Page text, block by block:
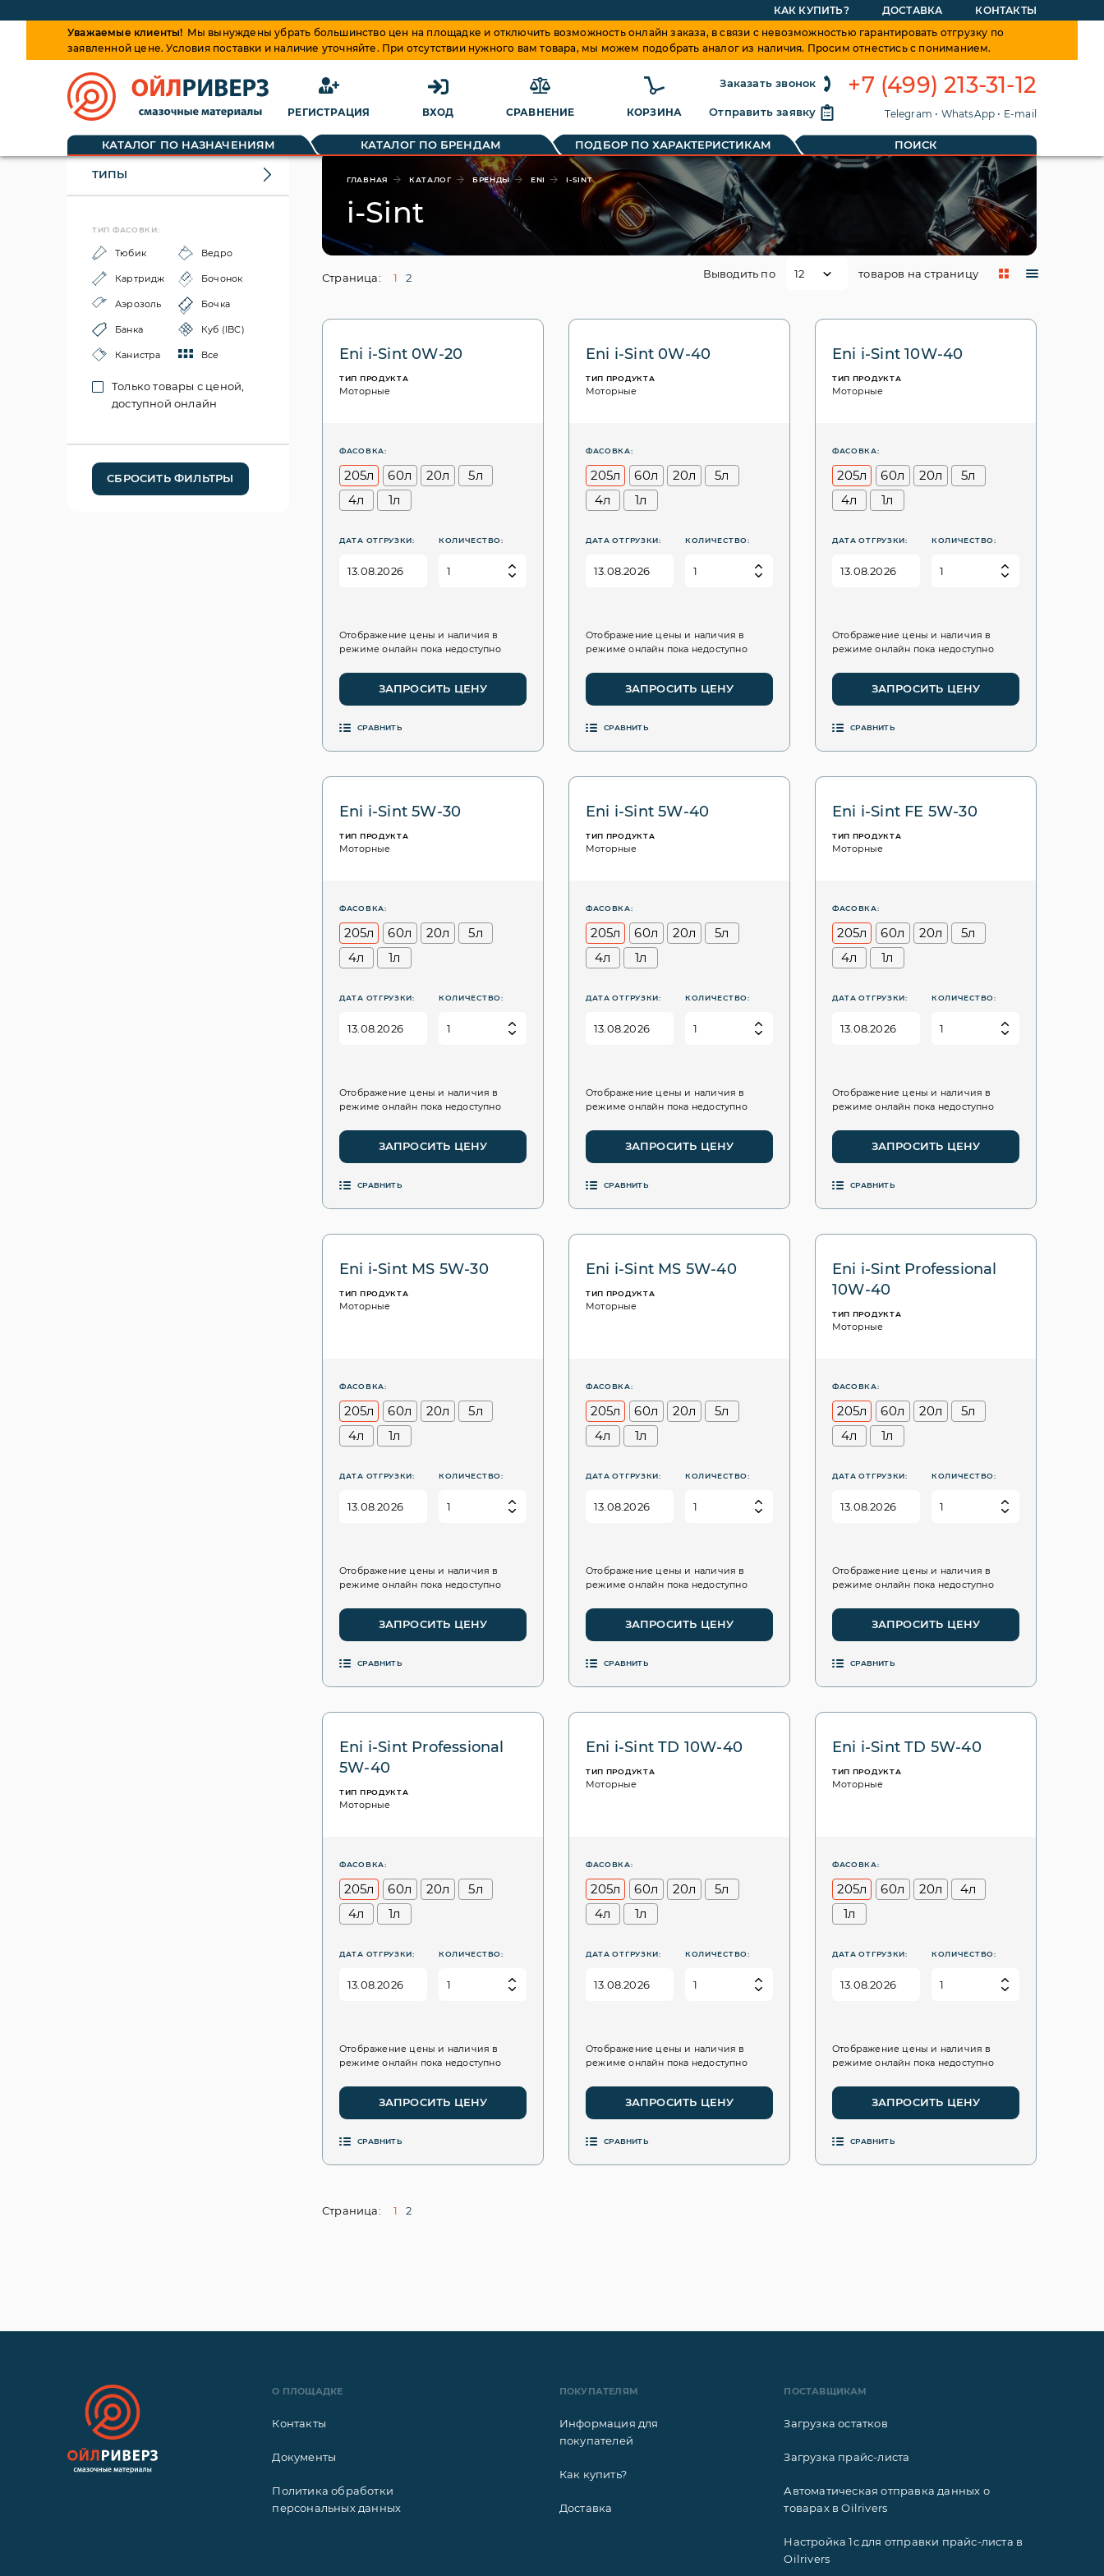
КАК КУПИТЬ? ДОСТАВКА
КОНТАКТЫ
Уважаемые клиенты! Мы вынуждены убрать большинство цен на площадке и отключить возможность онлайн заказа, в связи с невозможностью гарантировать отгрузку по
заявленной цене. Условия поставки и наличие уточняйте. При отсутствии нужного вам товара, мы можем подобрать аналог из наличия. Просим отнестись с пониманием.
РЕГИСТРАЦИЯ ВХОД СРАВНЕНИЕ КОРЗИНА
Заказать звонок
Отправить заявку
+7 (499) 213-31-12
Telegram • WhatsApp • E-mail
ПОИСК
ПОДБОР ПО ХАРАКТЕРИСТИКАМ
КАТАЛОГ ПО БРЕНДАМ
КАТАЛОГ ПО НАЗНАЧЕНИЯМ
ТИПЫ
ТИП ФАСОВКИ:
Тюбик Ведро
Картридж Бочонок
Аэрозоль Бочка
Банка Куб (IBC)
Канистра Все
Только товары с ценой,
доступной онлайн
СБРОСИТЬ ФИЛЬТРЫ
ГЛАВНАЯ КАТАЛОГ БРЕНДЫ ENI I-SINT
i-Sint
Страница: 1 2 Выводить по товаров на страницу
Eni i-Sint 0W-20
ТИП ПРОДУКТА
Моторные
ФАСОВКА:
205л 60л 20л
5л
4л
1л
ДАТА ОТГРУЗКИ: КОЛИЧЕСТВО:
Отображение цены и наличия в
режиме онлайн пока недоступно
ЗАПРОСИТЬ ЦЕНУ
СРАВНИТЬ
Eni i-Sint 0W-40
ТИП ПРОДУКТА
Моторные
ФАСОВКА:
205л 60л 20л
5л
4л
1л
ДАТА ОТГРУЗКИ: КОЛИЧЕСТВО:
Отображение цены и наличия в
режиме онлайн пока недоступно
ЗАПРОСИТЬ ЦЕНУ
СРАВНИТЬ
Eni i-Sint 10W-40
ТИП ПРОДУКТА
Моторные
ФАСОВКА:
205л 60л 20л
5л
4л
1л
ДАТА ОТГРУЗКИ: КОЛИЧЕСТВО:
Отображение цены и наличия в
режиме онлайн пока недоступно
ЗАПРОСИТЬ ЦЕНУ
СРАВНИТЬ
Eni i-Sint 5W-30
ТИП ПРОДУКТА
Моторные
ФАСОВКА:
205л 60л 20л
5л
4л
1л
ДАТА ОТГРУЗКИ: КОЛИЧЕСТВО:
Отображение цены и наличия в
режиме онлайн пока недоступно
ЗАПРОСИТЬ ЦЕНУ
СРАВНИТЬ
Eni i-Sint 5W-40
ТИП ПРОДУКТА
Моторные
ФАСОВКА:
205л 60л 20л
5л
4л
1л
ДАТА ОТГРУЗКИ: КОЛИЧЕСТВО:
Отображение цены и наличия в
режиме онлайн пока недоступно
ЗАПРОСИТЬ ЦЕНУ
СРАВНИТЬ
Eni i-Sint FE 5W-30
ТИП ПРОДУКТА
Моторные
ФАСОВКА:
205л 60л 20л
5л
4л
1л
ДАТА ОТГРУЗКИ: КОЛИЧЕСТВО:
Отображение цены и наличия в
режиме онлайн пока недоступно
ЗАПРОСИТЬ ЦЕНУ
СРАВНИТЬ
Eni i-Sint MS 5W-30
ТИП ПРОДУКТА
Моторные
ФАСОВКА:
205л 60л 20л
5л
4л
1л
ДАТА ОТГРУЗКИ: КОЛИЧЕСТВО:
Отображение цены и наличия в
режиме онлайн пока недоступно
ЗАПРОСИТЬ ЦЕНУ
СРАВНИТЬ
Eni i-Sint MS 5W-40
ТИП ПРОДУКТА
Моторные
ФАСОВКА:
205л 60л 20л
5л
4л
1л
ДАТА ОТГРУЗКИ: КОЛИЧЕСТВО:
Отображение цены и наличия в
режиме онлайн пока недоступно
ЗАПРОСИТЬ ЦЕНУ
СРАВНИТЬ
Eni i-Sint Professional
10W-40
ТИП ПРОДУКТА
Моторные
ФАСОВКА:
205л 60л 20л
5л
4л
1л
ДАТА ОТГРУЗКИ: КОЛИЧЕСТВО:
Отображение цены и наличия в
режиме онлайн пока недоступно
ЗАПРОСИТЬ ЦЕНУ
СРАВНИТЬ
Eni i-Sint Professional
5W-40
ТИП ПРОДУКТА
Моторные
ФАСОВКА:
205л 60л 20л
5л
4л
1л
ДАТА ОТГРУЗКИ: КОЛИЧЕСТВО:
Отображение цены и наличия в
режиме онлайн пока недоступно
ЗАПРОСИТЬ ЦЕНУ
СРАВНИТЬ
Eni i-Sint TD 10W-40
ТИП ПРОДУКТА
Моторные
ФАСОВКА:
205л 60л 20л
5л
4л
1л
ДАТА ОТГРУЗКИ: КОЛИЧЕСТВО:
Отображение цены и наличия в
режиме онлайн пока недоступно
ЗАПРОСИТЬ ЦЕНУ
СРАВНИТЬ
Eni i-Sint TD 5W-40
ТИП ПРОДУКТА
Моторные
ФАСОВКА:
205л 60л 20л
4л
1л
ДАТА ОТГРУЗКИ: КОЛИЧЕСТВО:
Отображение цены и наличия в
режиме онлайн пока недоступно
ЗАПРОСИТЬ ЦЕНУ
СРАВНИТЬ
Страница: 1 2
О ПЛОЩАДКЕ
Контакты
Документы
Политика обработки
персональных данных
ПОКУПАТЕЛЯМ
Информация для
покупателей
Как купить?
Доставка
ПОСТАВЩИКАМ
Загрузка остатков
Загрузка прайс-листа
Автоматическая отправка данных о
товарах в Oilrivers
Настройка 1с для отправки прайс-листа в
Oilrivers